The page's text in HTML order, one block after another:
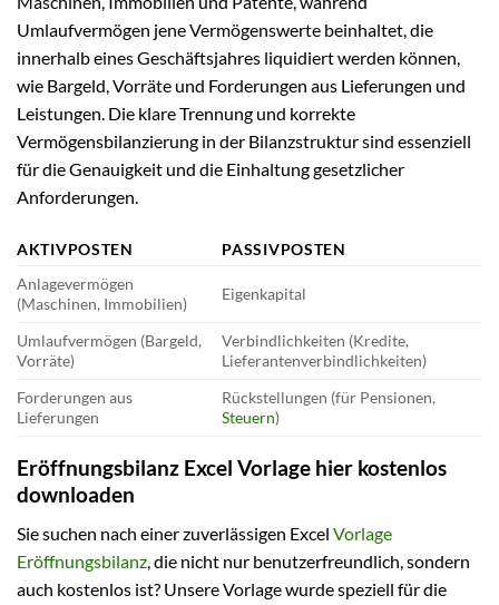
Umlaufvermögen jene Vermögenswerte beinhaltet, die
innerhalb eines Geschäftsjahres liquidiert werden können,
wie Bargeld, Vorräte und Forderungen aus Lieferungen und
Leistungen. Die klare Trennung und korrekte
Vermögensbilanzierung in der Bilanzstruktur sind essenziell
für die Genauigkeit und die Einhaltung gesetzlicher
Anforderungen.
AKTIVPOSTEN
PASSIVPOSTEN
Anlagevermögen
(Maschinen, Immobilien)
Eigenkapital
Umlaufvermögen (Bargeld,
Vorräte)
Verbindlichkeiten (Kredite,
Lieferantenverbindlichkeiten)
Forderungen aus
Lieferungen
Rückstellungen (für Pensionen,
Steuern)
Eröffnungsbilanz Excel Vorlage hier kostenlos
downloaden
Sie suchen nach einer zuverlässigen Excel Vorlage
Eröffnungsbilanz, die nicht nur benutzerfreundlich, sondern
auch kostenlos ist? Unsere Vorlage wurde speziell für die